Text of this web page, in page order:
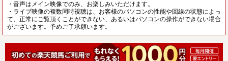
・音声はメイン映像でのみ、お楽しみいただけます。
・ライブ映像の複数同時視聴は、お客様のパソコンの性能や回線の状態によっ
て、正常にご覧頂くことができない、あるいはパソコンの操作ができない場合
がございます。予めご了承願います。